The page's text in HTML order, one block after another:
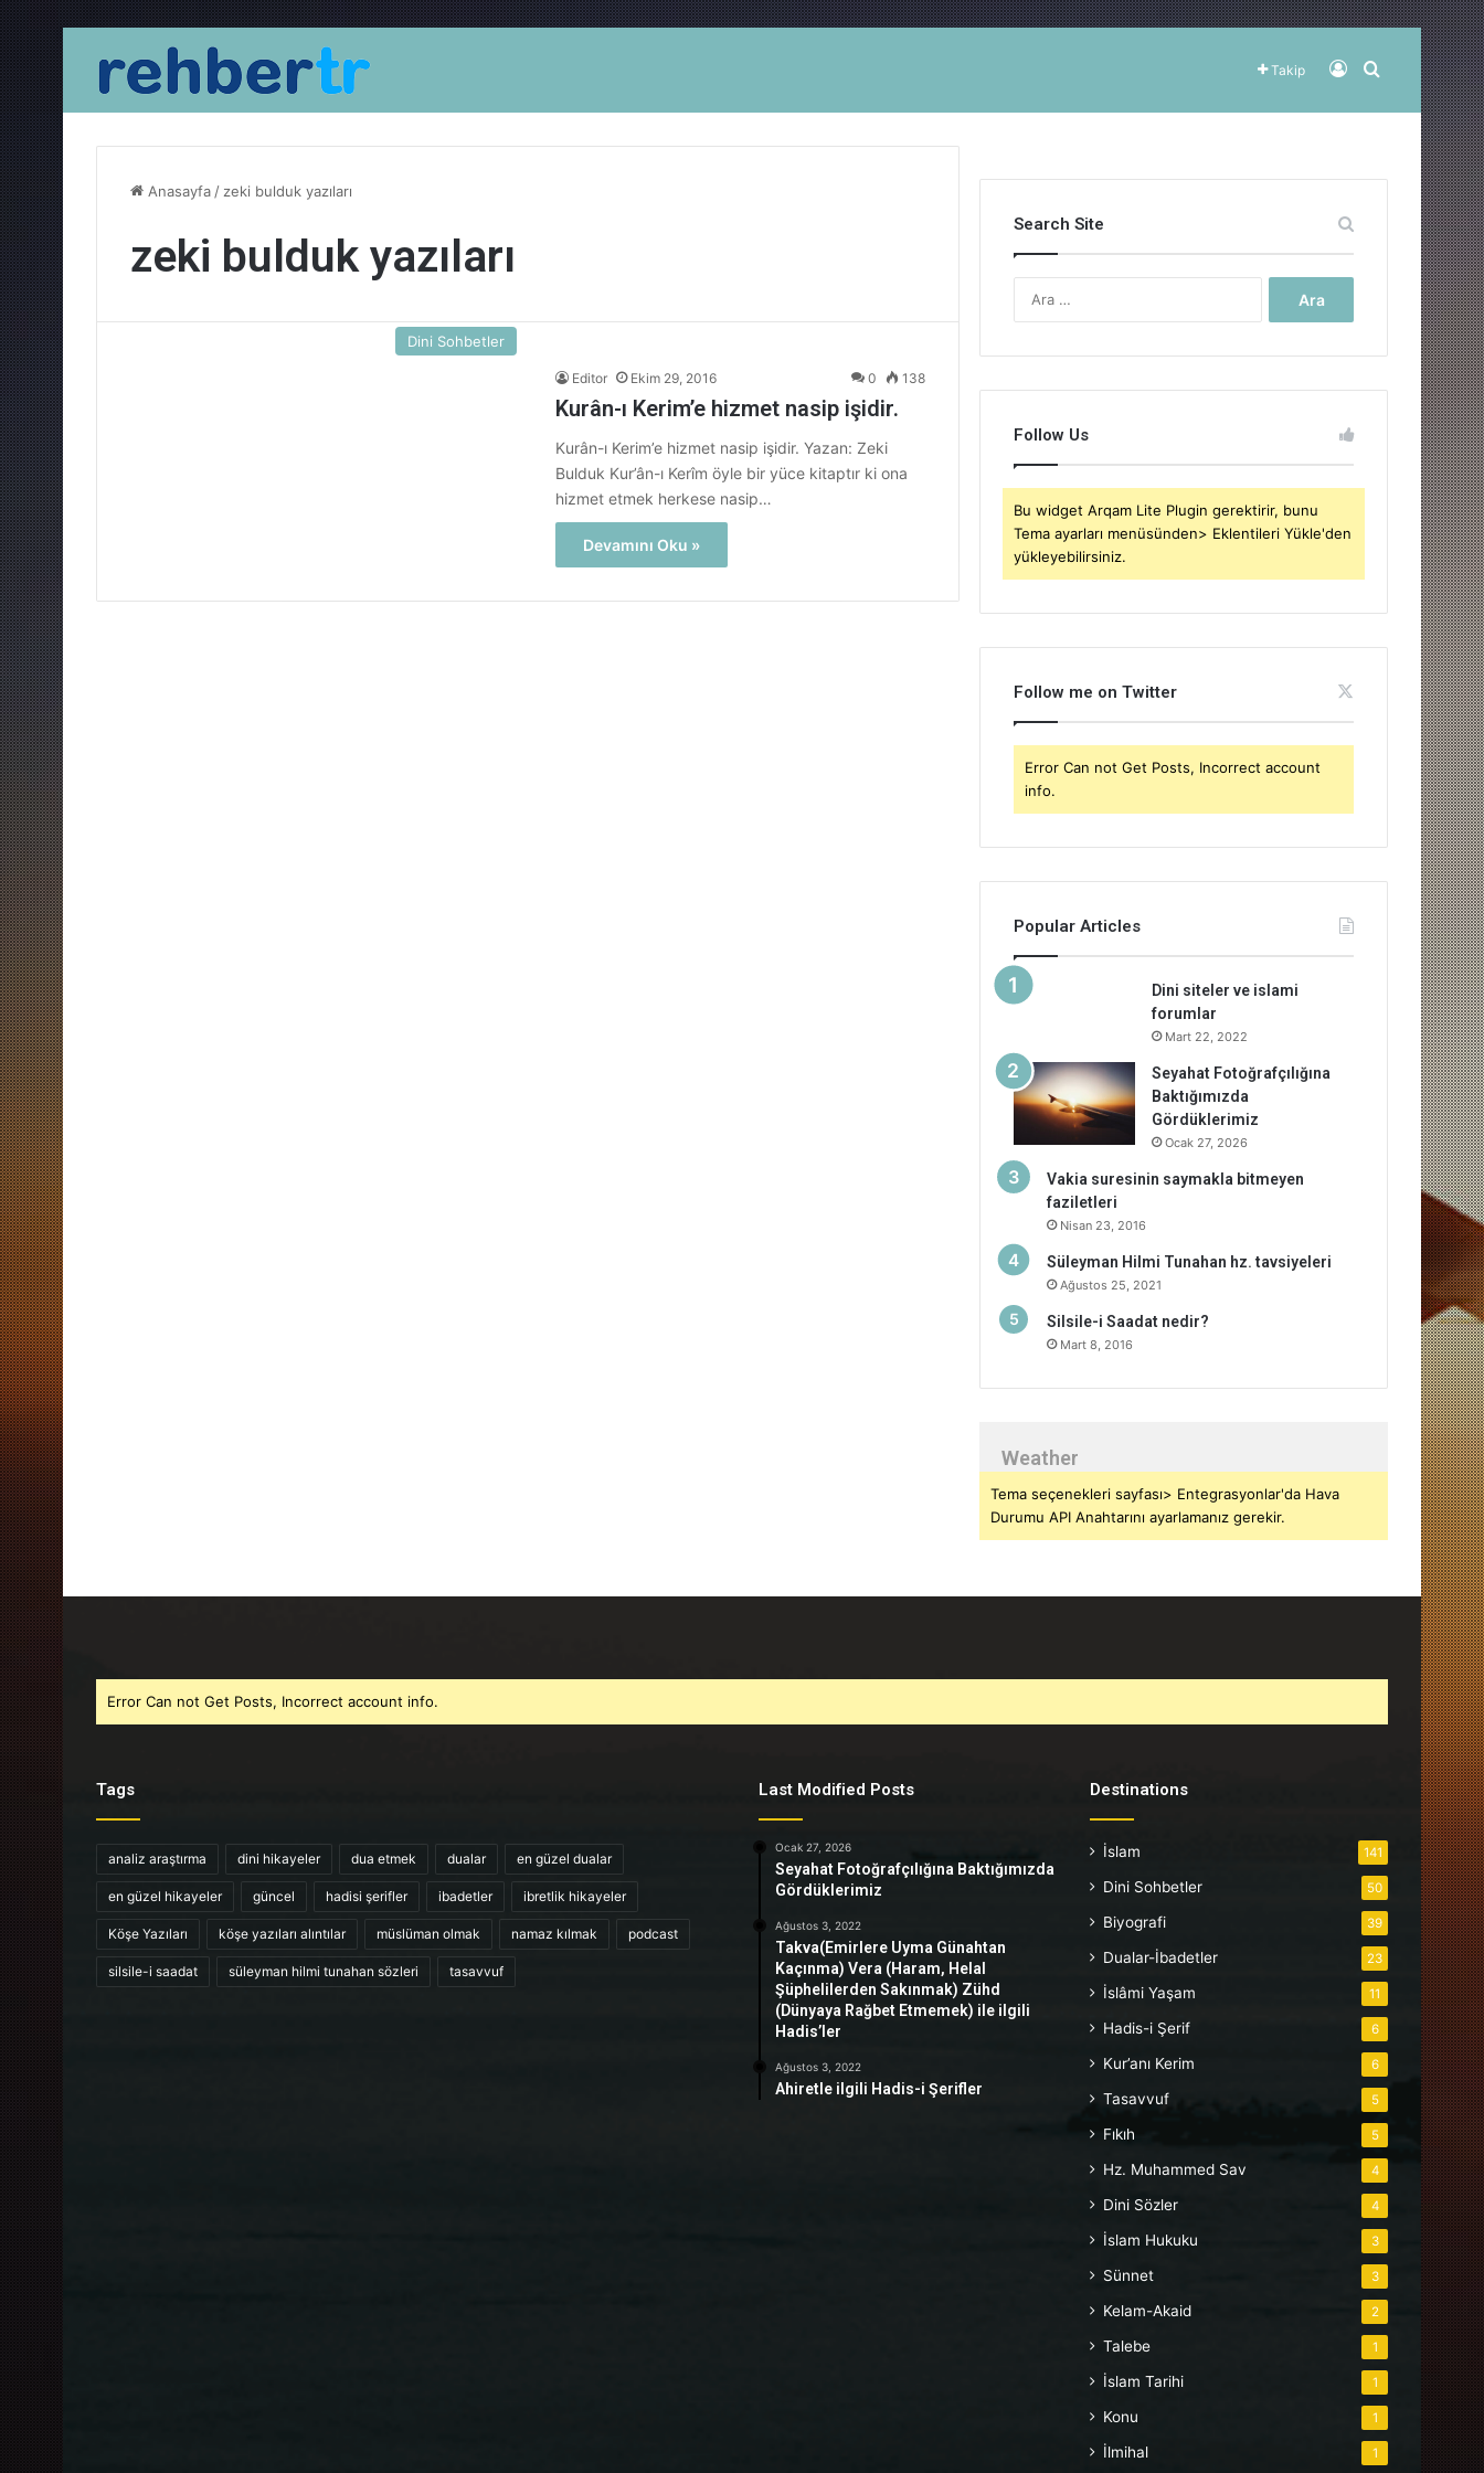
Takip Kayıt OlArama yap
Anasayfa / zeki bulduk yazıları
zeki bulduk yazıları
Dini Sohbetler
Editor Ekim 29, 2016 0 138
Kurân-ı Kerim’e hizmet nasip işidir.
Kurân-ı Kerim’e hizmet nasip işidir. Yazan: Zeki
Bulduk Kur’ân-ı Kerîm öyle bir yüce kitaptır ki ona
hizmet etmek herkese nasip…
Devamını Oku »
Search Site
Follow Us
Bu widget Arqam Lite Plugin gerektirir, bunu
Tema ayarları menüsünden> Eklentileri Yükle'den
yükleyebilirsiniz.
Follow me on Twitter
Error Can not Get Posts, Incorrect account
info.
Popular Articles
Dini siteler ve islami
forumlar
Mart 22, 2022
Seyahat Fotoğrafçılığına
Baktığımızda
Gördüklerimiz
Ocak 27, 2026
Vakia suresinin saymakla bitmeyen
faziletleri
Nisan 23, 2016
Süleyman Hilmi Tunahan hz. tavsiyeleri
Ağustos 25, 2021
Silsile-i Saadat nedir?
Mart 8, 2016
Weather
Tema seçenekleri sayfası> Entegrasyonlar'da Hava
Durumu API Anahtarını ayarlamanız gerekir.
Error Can not Get Posts, Incorrect account info.
Tags
analiz araştırma dini hikayeler dua etmek dualar en güzel dualar
en güzel hikayeler güncel hadisi şerifler ibadetler ibretlik hikayeler
Köşe Yazıları köşe yazıları alıntılar müslüman olmak namaz kılmak podcast
silsile-i saadat süleyman hilmi tunahan sözleri tasavvuf
Last Modified Posts
Ocak 27, 2026
Seyahat Fotoğrafçılığına Baktığımızda
Gördüklerimiz
Ağustos 3, 2022
Takva(Emirlere Uyma Günahtan
Kaçınma) Vera (Haram, Helal
Şüphelilerden Sakınmak) Zühd
(Dünyaya Rağbet Etmemek) ile ilgili
Hadis’ler
Ağustos 3, 2022
Ahiretle ilgili Hadis-i Şerifler
Destinations
İslam 141
Dini Sohbetler 50
Biyografi 39
Dualar-İbadetler 23
İslâmi Yaşam 11
Hadis-i Şerif 6
Kur’anı Kerim 6
Tasavvuf 5
Fıkıh 5
Hz. Muhammed Sav 4
Dini Sözler 4
İslam Hukuku 3
Sünnet 3
Kelam-Akaid 2
Talebe 1
İslam Tarihi 1
Konu 1
İlmihal 1